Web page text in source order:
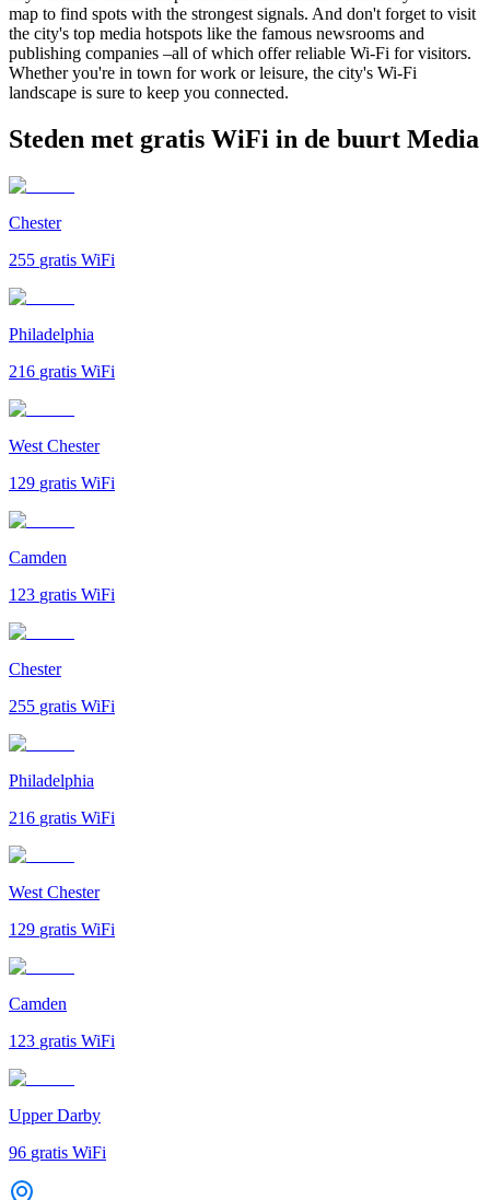
map to find spots with the strongest signals. And don't forget to visit
the city's top media hotspots like the famous newsrooms and
publishing companies –all of which offer reliable Wi-Fi for visitors.
Whether you're in town for work or leisure, the city's Wi-Fi
landscape is sure to keep you connected.
Steden met gratis WiFi in de buurt Media
Chester
255 gratis WiFi
Philadelphia
216 gratis WiFi
West Chester
129 gratis WiFi
Camden
123 gratis WiFi
Chester
255 gratis WiFi
Philadelphia
216 gratis WiFi
West Chester
129 gratis WiFi
Camden
123 gratis WiFi
Upper Darby
96 gratis WiFi